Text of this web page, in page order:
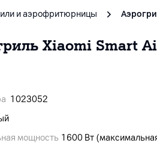
и аэрофритюрницы
Xiaomi Smart
1023052
мощность 1600 Вт